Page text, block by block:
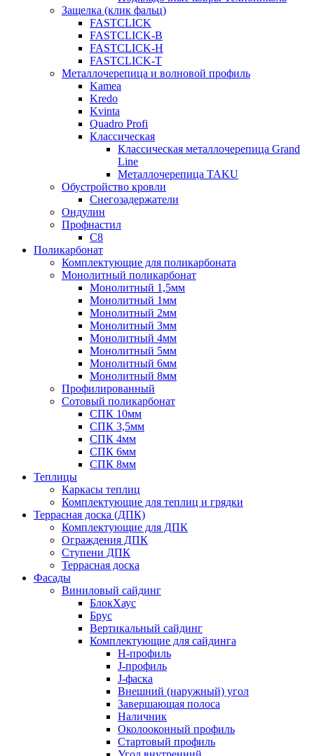
Защелка (клик фальц)
FASTCLICK
FASTCLICK-B
FASTCLICK-H
FASTCLICK-T
Металлочерепица и волновой профиль
Kamea
Kredo
Kvinta
Quadro Profi
Классическая
Классическая металлочерепица Grand
Line
Металлочерепица TAKU
Обустройство кровли
Снегозадержатели
Ондулин
Профнастил
С8
Поликарбонат
Комплектующие для поликарбоната
Монолитный поликарбонат
Монолитный 1,5мм
Монолитный 1мм
Монолитный 2мм
Монолитный 3мм
Монолитный 4мм
Монолитный 5мм
Монолитный 6мм
Монолитный 8мм
Профилированный
Сотовый поликарбонат
СПК 10мм
СПК 3,5мм
СПК 4мм
СПК 6мм
СПК 8мм
Теплицы
Каркасы теплиц
Комплектующие для теплиц и грядки
Террасная доска (ДПК)
Комплектующие для ДПК
Ограждения ДПК
Ступени ДПК
Террасная доска
Фасады
Виниловый сайдинг
БлокХаус
Брус
Вертикальный сайдинг
Комплектующие для сайдинга
H-профиль
J-профиль
J-фаска
Внешний (наружный) угол
Завершающая полоса
Наличник
Околооконный профиль
Стартовый профиль